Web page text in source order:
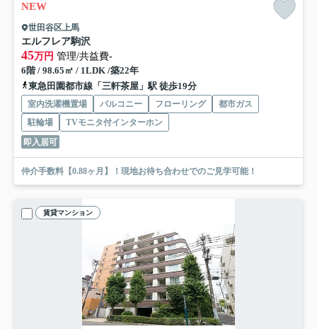
NEW
世田谷区上馬
エルフレア駒沢
45万円 管理/共益費-
6階 / 98.65㎡ / 1LDK /築22年
東急田園都市線「三軒茶屋」駅 徒歩19分
室内洗濯機置場 バルコニー フローリング
都市ガス
駐輪場
TVモニタ付インターホン
即入居可
仲介手数料【0.88ヶ月】！現地お待ち合わせでのご見学可能！
賃貸マンション